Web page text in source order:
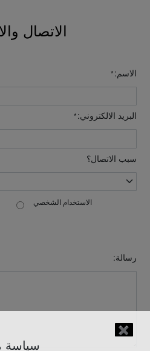
الاتصال
الاسم:*
البريد الالكتروني:*
سبب الاتصال؟
الاستخدام الشخصي
رسالة:
✖
سياسة